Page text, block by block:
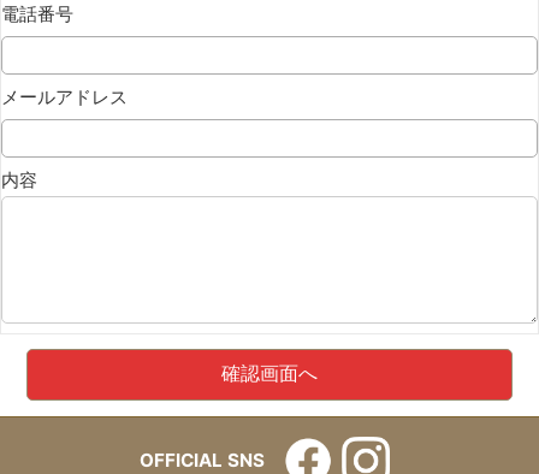
電話番号
メールアドレス
内容
OFFICIAL SNS